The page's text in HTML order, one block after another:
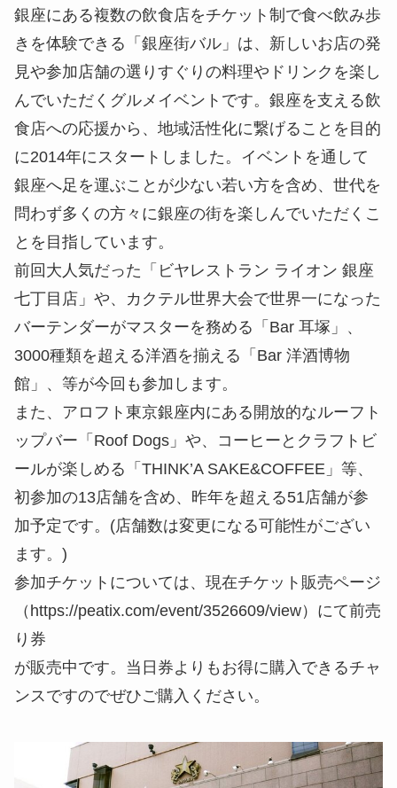
銀座にある複数の飲食店をチケット制で食べ飲み歩
きを体験できる「銀座街バル」は、新しいお店の発
見や参加店舗の選りすぐりの料理やドリンクを楽し
んでいただくグルメイベントです。銀座を支える飲
食店への応援から、地域活性化に繋げることを目的
に2014年にスタートしました。イベントを通して
銀座へ足を運ぶことが少ない若い方を含め、世代を
問わず多くの方々に銀座の街を楽しんでいただくこ
とを目指しています。
前回大人気だった「ビヤレストラン ライオン 銀座
七丁目店」や、カクテル世界大会で世界一になった
バーテンダーがマスターを務める「Bar 耳塚」、
3000種類を超える洋酒を揃える「Bar 洋酒博物
館」、等が今回も参加します。
また、アロフト東京銀座内にある開放的なルーフト
ップバー「Roof Dogs」や、コーヒーとクラフトビ
ールが楽しめる「THINK’A SAKE&COFFEE」等、
初参加の13店舗を含め、昨年を超える51店舗が参
加予定です。(店舗数は変更になる可能性がござい
ます。)
参加チケットについては、現在チケット販売ページ
（https://peatix.com/event/3526609/view）にて前売
り券
が販売中です。当日券よりもお得に購入できるチャ
ンスですのでぜひご購入ください。